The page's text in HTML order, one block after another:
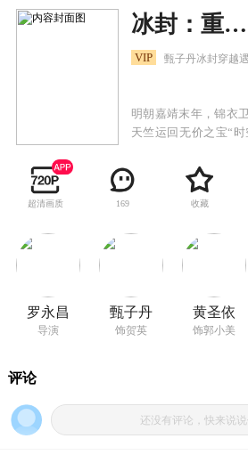
冰封：重生之门
VIP 甄子丹冰封穿越
明朝嘉靖末年，锦衣
天竺运回无价之宝“
带着聂虎（喻亢 饰）
拿，为的是一宗针对
之时突然地动山摇，
香港，对现代社会一
小美（黄圣依 饰），
了都市型男。正在二
三人组”也穿越到了
命，与此同时不明
超清画质 169 收藏
罗永昌
导演
甄子丹
饰贺英
黄圣依
饰郭小美